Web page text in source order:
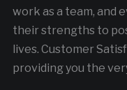
work as a team, and
their strengths to
lives. Customer
providing you the